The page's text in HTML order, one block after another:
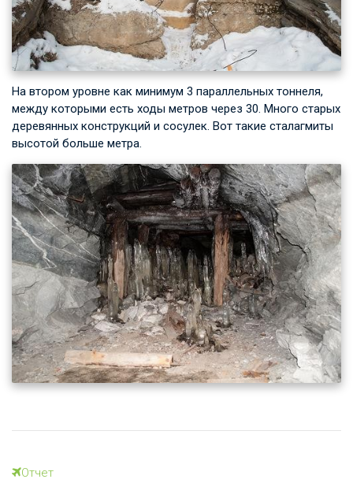
На втором уровне как минимум 3 параллельных тоннеля,
между которыми есть ходы метров через 30. Много старых
деревянных конструкций и сосулек. Вот такие сталагмиты
высотой больше метра.
Отчет